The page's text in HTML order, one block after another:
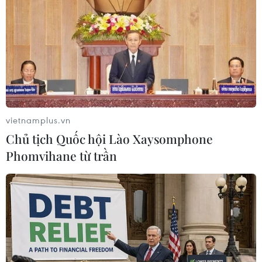
Theo dõi VietnamPlus
TIN LIÊN QUAN
vietnamplus.vn
Chủ tịch Quốc hội Lào Xaysomphone
Phomvihane từ trần